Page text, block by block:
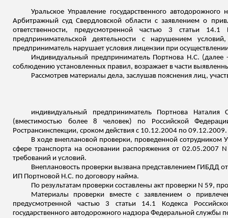
Уральское Управление государственного
Арбитражный суд Свердловской области с заявлением о
ответственности, предусмотренной частью 3 статьи
предпринимательской деятельности с нарушением
предприниматель нарушает условия лицензии при
Индивидуальный предприниматель Портнова Н.С.
соблюдению установленных правил, возражает в части
Рассмотрев материалы дела, заслушав пояснения лиц,
индивидуальный предприниматель Портнова Наталия
(вместимостью более 8 человек) по Российской
Ространсинспекции, сроком действия с 10.12.2004 по 09.12.2009.
В ходе внеплановой проверки, проведенной сотрудником
сфере транспорта на основании распоряжения от 02.05.2007
требований и условий.
Внеплановость проверки вызвана представлением ГИБДД
ИП Портновой Н.С. по договору найма.
По результатам проверки составлены акт проверки N 59,
Материалы проверки вместе с заявлением о
предусмотренной частью 3 статьи 14.1 Кодекса
государственного автодорожного надзора Федеральной службы